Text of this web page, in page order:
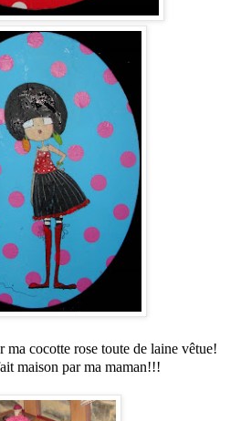
ma cocotte rose toute de laine vêtue!
maison par ma maman!!!